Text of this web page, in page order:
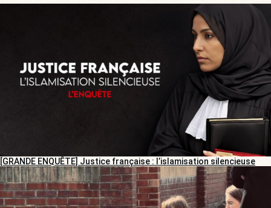
[GRANDE ENQUÊTE] Justice française : l’islamisation silencieuse